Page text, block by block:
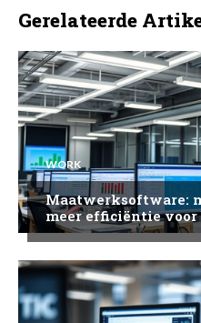
Gerelateerde
WORK
Maatwerksoftware:
meer efficiëntie